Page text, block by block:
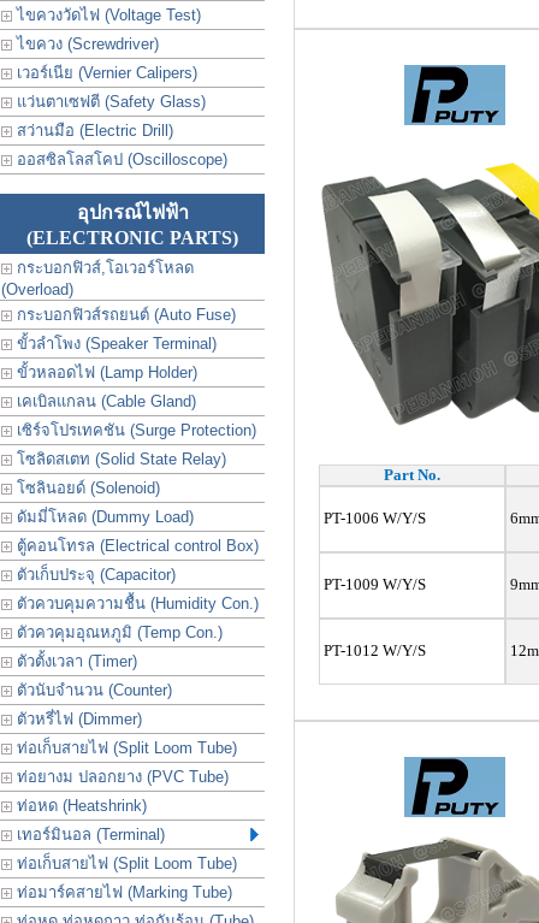
ไขควงวัดไฟ (Voltage Test)
ไขควง (Screwdriver)
เวอร์เนีย (Vernier Calipers)
แว่นตาเซฟตี (Safety Glass)
สว่านมือ (Electric Drill)
ออสซิลโลสโคป (Oscilloscope)
อุปกรณ์ไฟฟ้า
(ELECTRONIC PARTS)
กระบอกฟิวส์,โอเวอร์โหลด
(Overload)
กระบอกฟิวส์รถยนต์ (Auto Fuse)
ขั้วลำโพง (Speaker Terminal)
ขั้วหลอดไฟ (Lamp Holder)
เคเบิลแกลน (Cable Gland)
เซิร์จโปรเทคชัน (Surge Protection)
โซลิดสเตท (Solid State Relay)
โซลินอยด์ (Solenoid)
ดัมมี่โหลด (Dummy Load)
ตู้คอนโทรล (Electrical control Box)
ตัวเก็บประจุ (Capacitor)
ตัวควบคุมความชื้น (Humidity Con.)
ตัวควคุมอุณหภูมิ (Temp Con.)
ตัวตั้งเวลา (Timer)
ตัวนับจำนวน (Counter)
ตัวหรี่ไฟ (Dimmer)
ท่อเก็บสายไฟ (Split Loom Tube)
ท่อยางม ปลอกยาง (PVC Tube)
ท่อหด (Heatshrink)
เทอร์มินอล (Terminal)
ท่อเก็บสายไฟ (Split Loom Tube)
ท่อมาร์คสายไฟ (Marking Tube)
Part No.
PT-1006 W/Y/S
PT-1009 W/Y/S
PT-1012 W/Y/S 12